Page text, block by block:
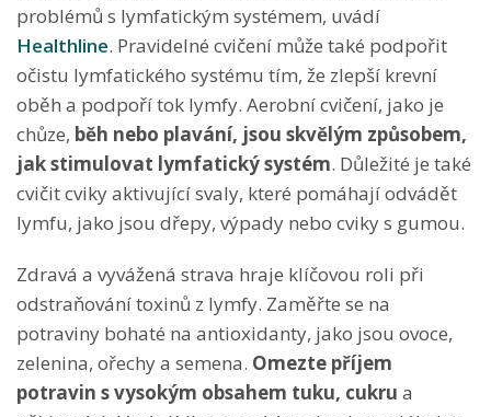
problémů s lymfatickým systémem, uvádí
Healthline. Pravidelné cvičení může také podpořit
očistu lymfatického systému tím, že zlepší krevní
oběh a podpoří tok lymfy. Aerobní cvičení, jako je
chůze, běh nebo plavání, jsou skvělým způsobem,
jak stimulovat lymfatický systém. Důležité je také
cvičit cviky aktivující svaly, které pomáhají odvádět
lymfu, jako jsou dřepy, výpady nebo cviky s gumou.
Zdravá a vyvážená strava hraje klíčovou roli při
odstraňování toxinů z lymfy. Zaměřte se na
potraviny bohaté na antioxidanty, jako jsou ovoce,
zelenina, ořechy a semena. Omezte příjem
potravin s vysokým obsahem tuku, cukru a